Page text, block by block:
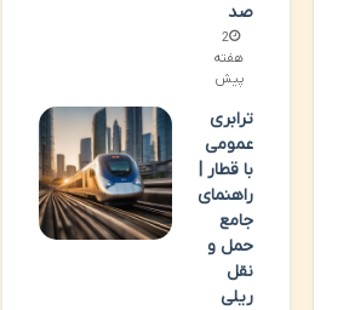
صد
2
هفته
پیش
ترابری
عمومی
با قطار |
راهنمای
جامع
حمل و
نقل
ریلی